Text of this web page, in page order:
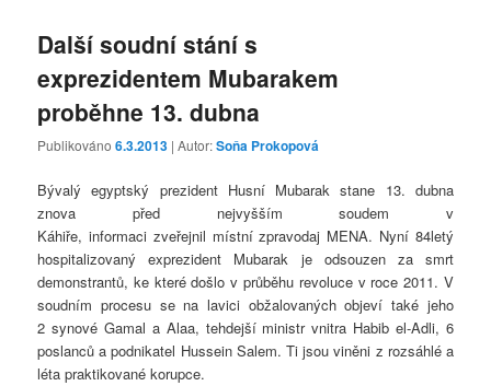
Další soudní stání s
exprezidentem Mubarakem
proběhne 13. dubna
Publikováno6.3.2013 | Autor:Soňa Prokopová
Bývalý egyptský prezident Husní Mubarak stane 13. dubna
znova před nejvyšším soudem v
Káhiře, informaci zveřejnil místní zpravodaj MENA. Nyní 84letý
hospitalizovaný exprezident Mubarak je odsouzen za smrt
demonstrantů, ke které došlo v průběhu revoluce v roce 2011. V
soudním procesu se na lavici obžalovaných objeví také jeho
2 synové Gamal a Alaa, tehdejší ministr vnitra Habib el-Adli, 6
poslanců a podnikatel Hussein Salem. Ti jsou viněni z rozsáhlé a
léta praktikované korupce.